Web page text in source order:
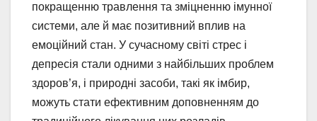
покращенню травлення та зміцненню імунної
системи, але й має позитивний вплив на
емоційний стан. У сучасному світі стрес і
депресія стали одними з найбільших проблем
здоров’я, і природні засоби, такі як імбир,
можуть стати ефективним доповненням до